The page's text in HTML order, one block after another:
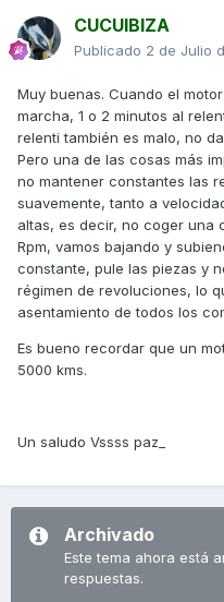
CUCUIBIZA
Publicado 2 de Julio
Muy buenas. Cuando el
marcha, 1 o 2 minutos al
relenti también es malo, no
Pero una de las cosas más
no mantener constantes las
suavemente, tanto a
altas, es decir, no coger una
Rpm, vamos bajando y
constante, pule las piezas y
régimen de revoluciones, lo
asentamiento de todos los
Es bueno recordar que un
5000 kms.
Un saludo Vssss paz_
Archivado
Este tema ahora está
respuestas.